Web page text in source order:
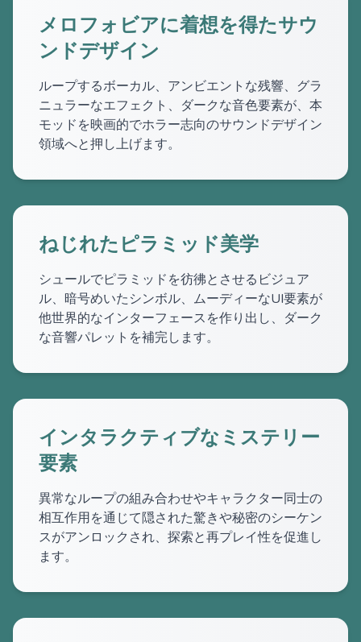
メロフォビアに着想を得たサウ
ンドデザイン
ループするボーカル、アンビエントな残響、グラ
ニュラーなエフェクト、ダークな音色要素が、本
モッドを映画的でホラー志向のサウンドデザイン
領域へと押し上げます。
ねじれたピラミッド美学
シュールでピラミッドを彷彿とさせるビジュア
ル、暗号めいたシンボル、ムーディーなUI要素が
他世界的なインターフェースを作り出し、ダーク
な音響パレットを補完します。
インタラクティブなミステリー
要素
異常なループの組み合わせやキャラクター同士の
相互作用を通じて隠された驚きや秘密のシーケン
スがアンロックされ、探索と再プレイ性を促進し
ます。